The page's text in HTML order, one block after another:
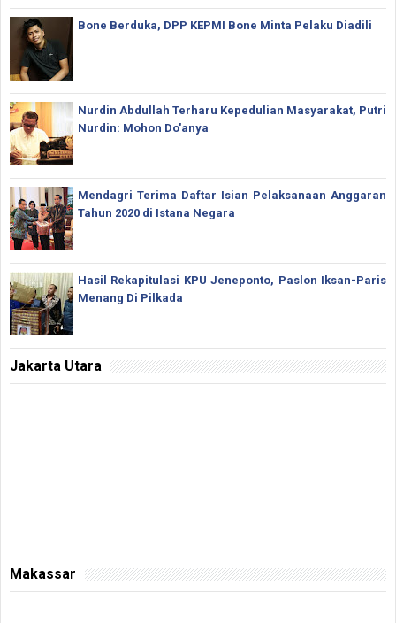
Bone Berduka, DPP KEPMI Bone Minta Pelaku Diadili
Nurdin Abdullah Terharu Kepedulian Masyarakat, Putri
Nurdin: Mohon Do'anya
Mendagri Terima Daftar Isian Pelaksanaan Anggaran
Tahun 2020 di Istana Negara
Hasil Rekapitulasi KPU Jeneponto, Paslon Iksan-Paris
Menang Di Pilkada
Jakarta Utara
Makassar